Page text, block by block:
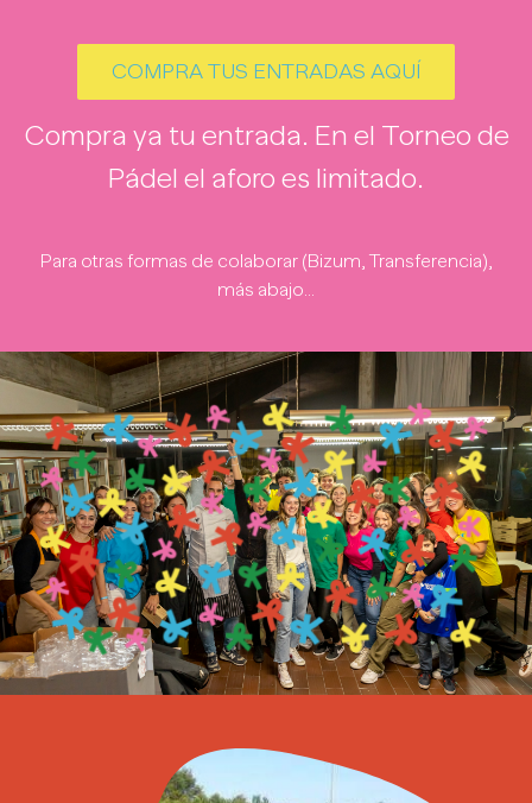
COMPRA TUS ENTRADAS AQUÍ
Compra ya tu entrada. En el Torneo de
Pádel el aforo es limitado.
Para otras formas de colaborar (Bizum, Transferencia),
más abajo…